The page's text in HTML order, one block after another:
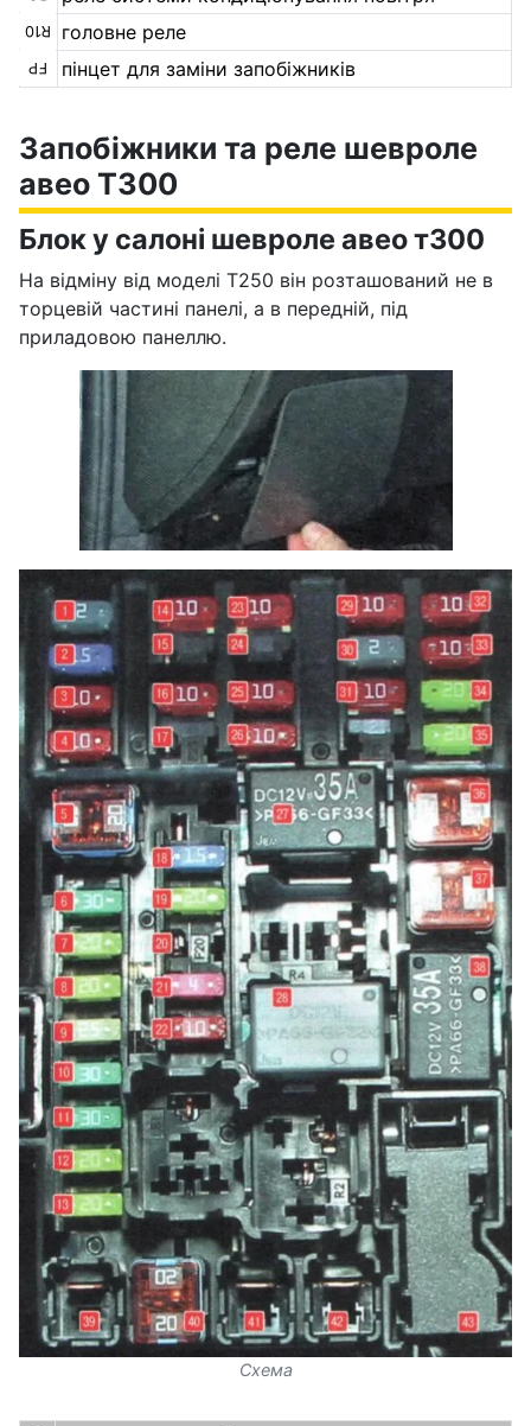
R10 головне реле
FP пінцет для заміни запобіжників
Запобіжники та реле шевроле
авео T300
Блок у салоні шевроле авео т300
На відміну від моделі Т250 він розташований не в
торцевій частині панелі, а в передній, під
приладовою панеллю.
Схема